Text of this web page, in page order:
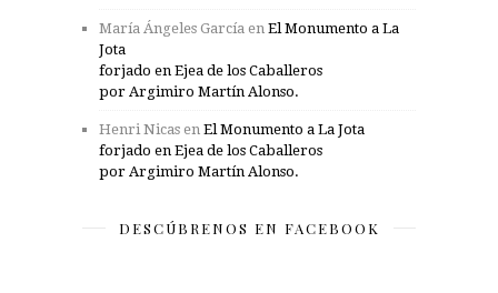
María Ángeles García en El Monumento a La
Jota
forjado en Ejea de los Caballeros
por Argimiro Martín Alonso.
Henri Nicas en El Monumento a La Jota
forjado en Ejea de los Caballeros
por Argimiro Martín Alonso.
DESCÚBRENOS EN FACEBOOK